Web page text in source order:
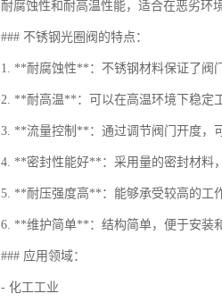
耐腐蚀性和耐高温性能，适合在恶劣环
### 不锈钢光圈阀的特点：
1. **耐腐蚀性**：不锈钢材料保证了阀
2. **耐高温**：可以在高温环境下稳定
3. **流量控制**：通过调节阀门开度，
4. **密封性能好**：采用量的密封材料
5. **耐压强度高**：能够承受较高的工
6. **维护简单**：结构简单，便于安装
### 应用领域：
- 化工工业